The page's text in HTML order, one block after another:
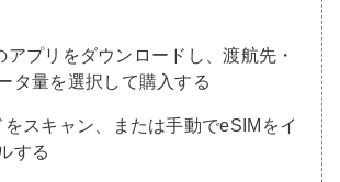
アプリをダウンロードし、渡航先・
タ量を選択して購入する
スキャン、または手動でeSIMをイ
する